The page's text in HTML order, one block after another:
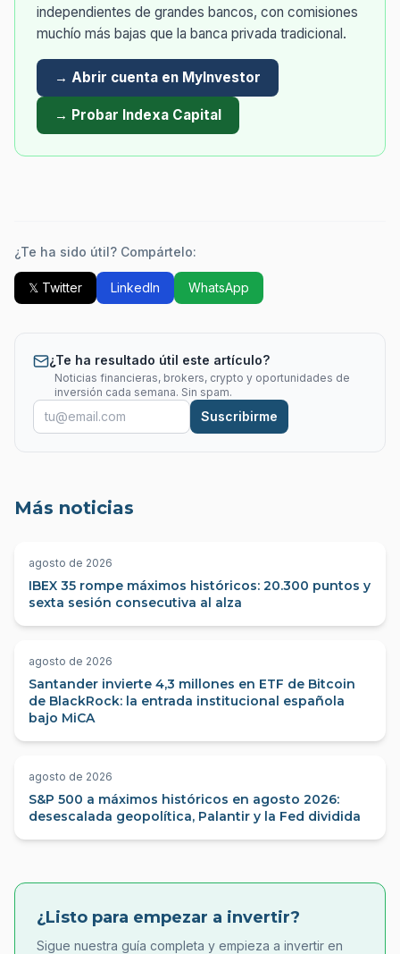
independientes de grandes bancos, con comisiones
muchío más bajas que la banca privada tradicional.
→ Abrir cuenta en MyInvestor
→ Probar Indexa Capital
¿Te ha sido útil? Compártelo:
𝕏 Twitter LinkedIn WhatsApp
¿Te ha resultado útil este artículo?
Noticias financieras, brokers, crypto y oportunidades de
inversión cada semana. Sin spam.
Suscribirme
Más noticias
agosto de 2026
IBEX 35 rompe máximos históricos: 20.300 puntos y
sexta sesión consecutiva al alza
agosto de 2026
Santander invierte 4,3 millones en ETF de Bitcoin
de BlackRock: la entrada institucional española
bajo MiCA
agosto de 2026
S&P 500 a máximos históricos en agosto 2026:
desescalada geopolítica, Palantir y la Fed dividida
¿Listo para empezar a invertir?
Sigue nuestra guía completa y empieza a invertir en